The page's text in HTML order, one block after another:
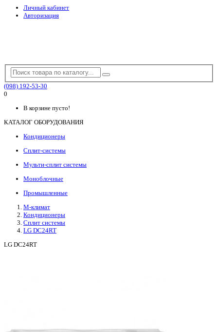
Личный кабинет
Авторизация
(098) 192-53-30
0
В корзине пусто!
КАТАЛОГ ОБОРУДОВАНИЯ
Кондиционеры
Сплит-системы
Мульти-сплит системы
Моноблочные
Промышленные
М-климат
Кондиционеры
Сплит системы
LG DC24RT
LG DC24RT